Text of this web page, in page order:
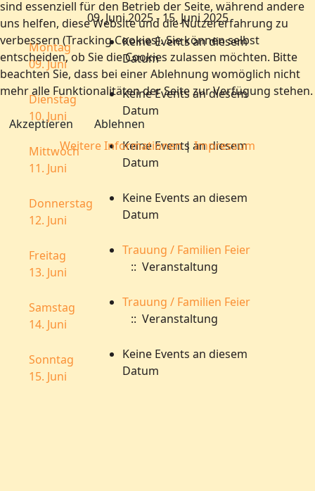
09. Juni 2025 - 15. Juni 2025
Montag
09. Juni
Keine Events an diesem
Datum
Dienstag
10. Juni
Keine Events an diesem
Datum
Mittwoch
11. Juni
Keine Events an diesem
Datum
Donnerstag
12. Juni
Keine Events an diesem
Datum
Freitag
13. Juni
Trauung / Familien Feier
:: Veranstaltung
Samstag
14. Juni
Trauung / Familien Feier
:: Veranstaltung
Sonntag
15. Juni
Keine Events an diesem
Datum
sind essenziell für den Betrieb der Seite, während andere
uns helfen, diese Website und die Nutzererfahrung zu
verbessern (Tracking Cookies). Sie können selbst
entscheiden, ob Sie die Cookies zulassen möchten. Bitte
beachten Sie, dass bei einer Ablehnung womöglich nicht
mehr alle Funktionalitäten der Seite zur Verfügung stehen.
Akzeptieren
Ablehnen
Weitere Informationen|Impressum